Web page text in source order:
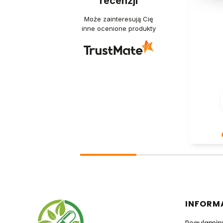
Może zainteresują Cię
inne ocenione produkty
Linki